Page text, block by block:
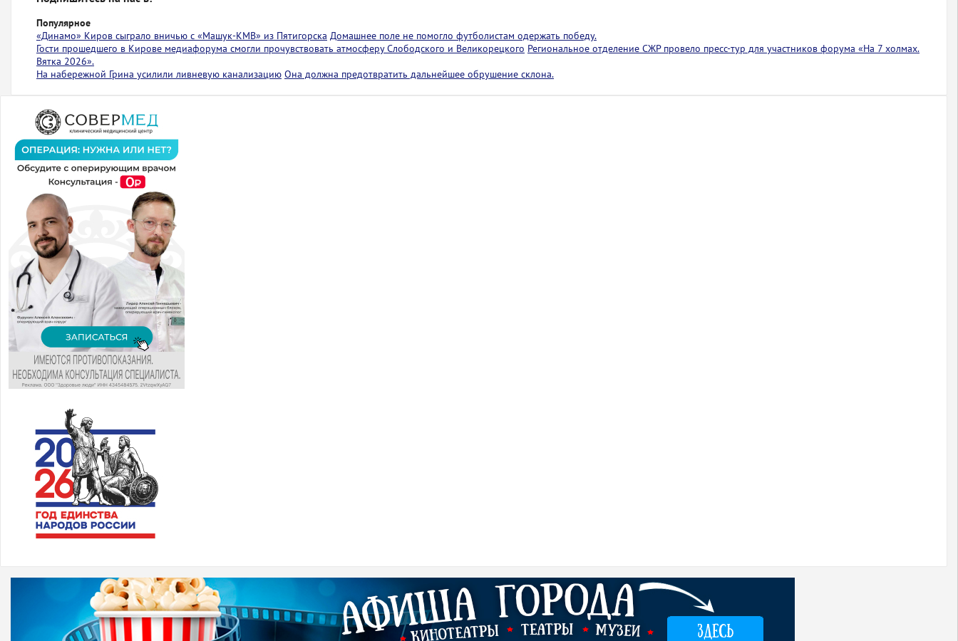
Популярное
«Динамо» Киров сыграло вничью с ​​​​«Машук-КМВ» из Пятигорска Домашнее поле не помогло футболистам одержать победу.
Гости прошедшего в Кирове медиафорума смогли прочувствовать атмосферу Слободского и Великорецкого Региональное отделение СЖР провело пресс-тур для участников форума «На 7 холмах.
Вятка 2026».
На набережной Грина усилили ливневую канализацию Она должна предотвратить дальнейшее обрушение склона.